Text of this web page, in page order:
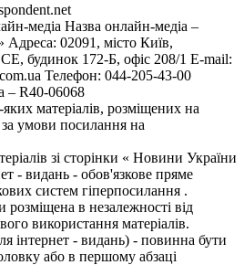
медіа Назва онлайн-медіа –
Адреса: 02091, місто Київ,
172-Б, офіс 208/1 E-mail:
Телефон: 044-205-43-00
– R40-06068
матеріалів, розміщених на
за умови посилання на
зі сторінки « Новини України
- видань - обов'язкове пряме
систем гіперпосилання .
в незалежності від
використання матеріалів.
інтернет - видань) - повинна бути
або в першому абзаці